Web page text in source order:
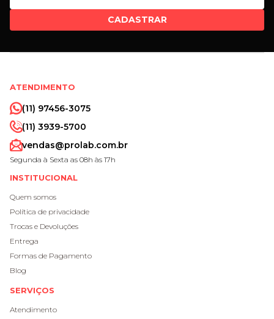
CADASTRAR
ATENDIMENTO
(11) 97456-3075
(11) 3939-5700
vendas@prolab.com.br
Segunda à Sexta as 08h às 17h
INSTITUCIONAL
Quem somos
Política de privacidade
Trocas e Devoluções
Entrega
Formas de Pagamento
Blog
SERVIÇOS
Atendimento